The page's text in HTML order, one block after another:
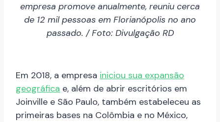
empresa promove anualmente, reuniu cerca
de 12 mil pessoas em Florianópolis no ano
passado. / Foto: Divulgação RD
Em 2018, a empresa iniciou sua expansão
geográfica e, além de abrir escritórios em
Joinville e São Paulo, também estabeleceu as
primeiras bases na Colômbia e no México,